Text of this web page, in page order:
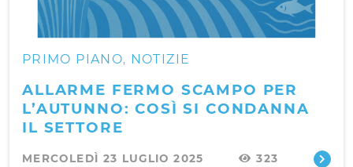
PRIMO PIANO, NOTIZIE
ALLARME FERMO SCAMPO PER
L’AUTUNNO: COSÌ SI CONDANNA
IL SETTORE
MERCOLEDÌ 23 LUGLIO 2025 323